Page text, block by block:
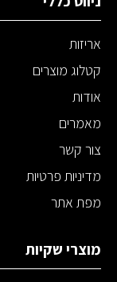
אריזות
קטלוג מוצרים
אודות
מאמרים
צור קשר
מדיניות פרטיות
מפת אתר
מוצרי שקיות